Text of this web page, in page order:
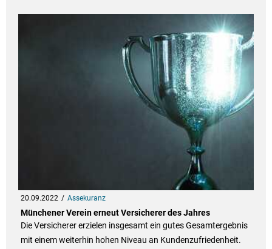
20.09.2022 Assekuranz
Münchener Verein erneut Versicherer des Jahres
Die Versicherer erzielen insgesamt ein gutes Gesamtergebnis
mit einem weiterhin hohen Niveau an Kundenzufriedenheit.